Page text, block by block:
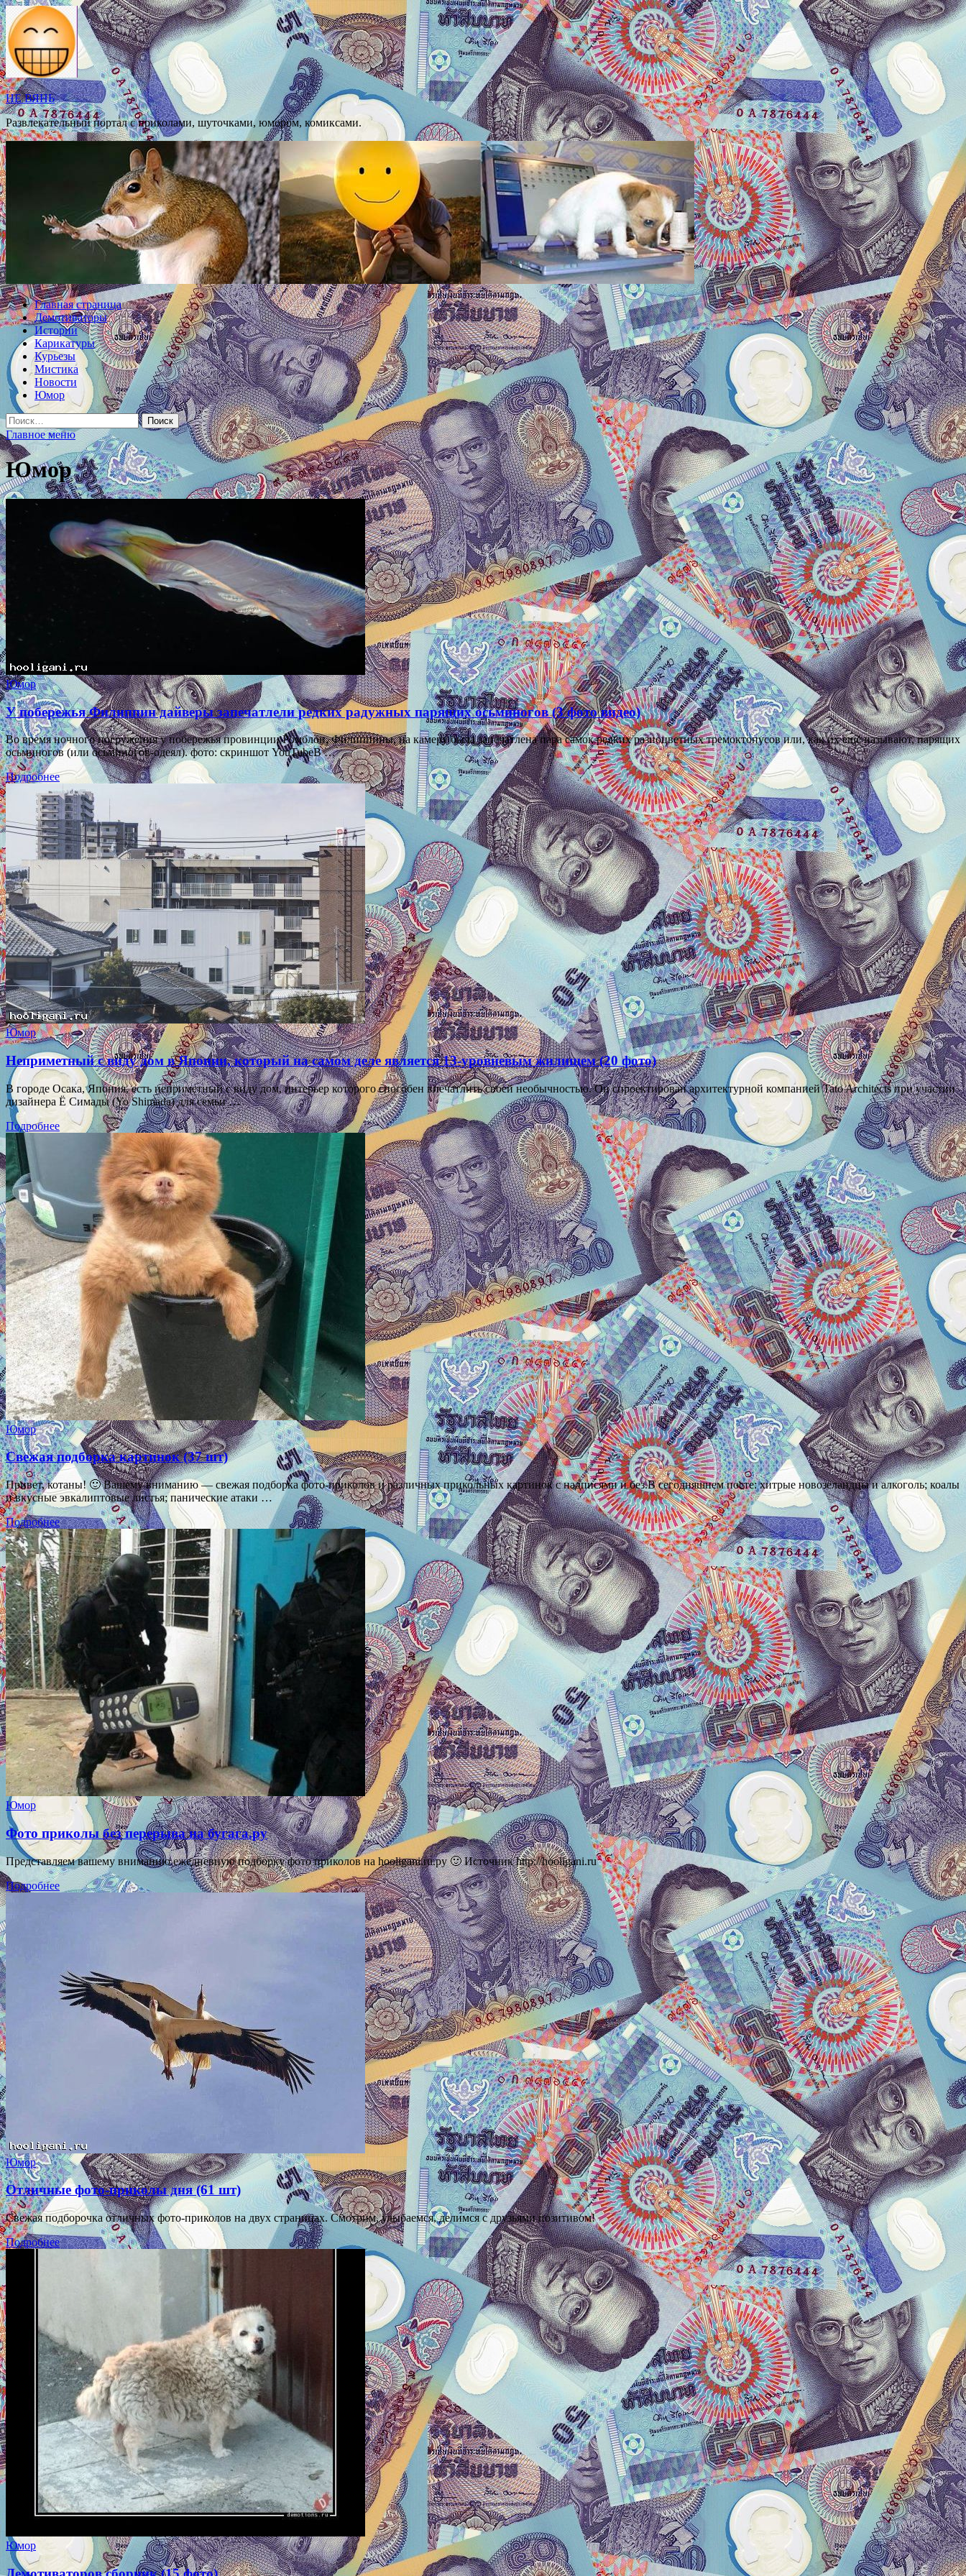
Перейти
к
содержимому
НЕ ВЯНЬ
Развлекательный портал с приколами, шуточками, юмором, комиксами.
Главная страница
Демотиваторы
Истории
Карикатуры
Курьезы
Мистика
Новости
Юмор
Найти:
Главное меню
Юмор
Юмор
У побережья Филиппин дайверы запечатлели редких радужных парящих осьминогов (3 фото видео)
Во время ночного погружения у побережья провинции Ромблон, Филиппины, на камеру была запечатлена пара самок редких разноцветных тремоктопусов или, как их ещё называют, парящих
осьминогов (или осьминогов-одеял). фото: скриншот YouTubeВ …
Подробнее
Юмор
Неприметный с виду дом в Японии, который на самом деле является 13-уровневым жилищем (20 фото)
В городе Осака, Япония, есть неприметный с виду дом, интерьер которого способен впечатлить своей необычностью. Он спроектирован архитектурной компанией Tato Architects при участии
дизайнера Ё Симады (Yo Shimada) для семьи …
Подробнее
Юмор
Свежая подборка картинок (37 шт)
Привет, котаны! 🙂 Вашему вниманию — свежая подборка фото-приколов и различных прикольных картинок с надписями и без.В сегодняшнем посте: хитрые новозеландцы и алкоголь; коалы
и вкусные эвкалиптовые листья; панические атаки …
Подробнее
Юмор
Фото приколы без перерыва на бугага.ру
Представляем вашему вниманию ежедневную подборку фото приколов на hooligani.ru.ру 🙂 Источник http://hooligani.ru
Подробнее
Юмор
Отличные фото-приколы дня (61 шт)
Свежая подборочка отличных фото-приколов на двух страницах. Смотрим, улыбаемся, делимся с друзьями позитивом!
Подробнее
Юмор